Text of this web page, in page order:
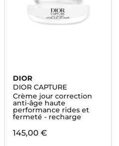
DIOR
DIOR CAPTURE
Crème jour correction
anti-âge haute
performance rides et
fermeté - recharge
145,00 €